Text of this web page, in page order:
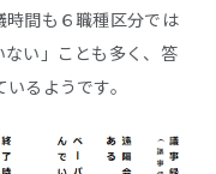
時間も６職種区分では
い」ことも多く、答
るようです。